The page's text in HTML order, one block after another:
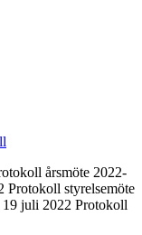
årsmöte 2022-
Protokoll styrelsemöte
19 juli 2022 Protokoll